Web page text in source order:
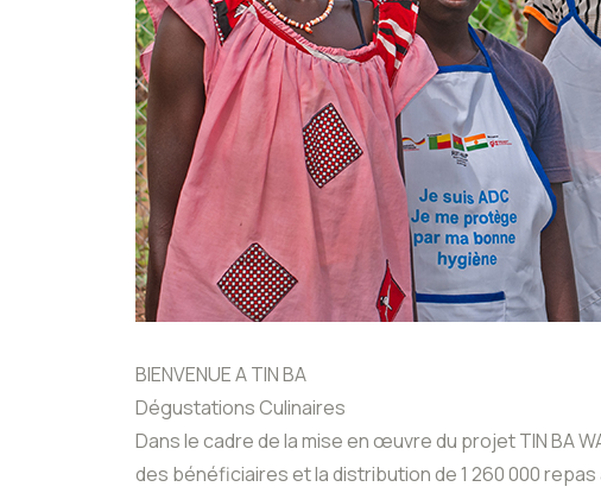
BIENVENUE A TIN BA
Dégustations Culinaires
Dans le cadre de la mise en œuvre du projet TIN BA
des bénéficiaires et la distribution de 1 260 000